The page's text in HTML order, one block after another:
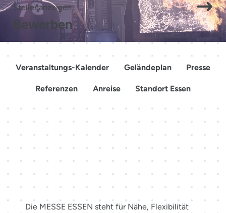
Stellenanzeigen
Bewerben
Veranstaltungs-Kalender Geländeplan Presse
Referenzen Anreise Standort Essen
Mehr als Räume. Erlebnisse
schaffen.
Die MESSE ESSEN steht für Nähe, Flexibilität